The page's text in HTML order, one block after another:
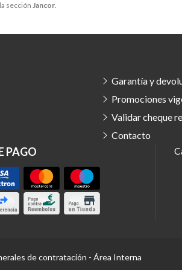
sección Jancor.
PAGO
Garantía y
Promociones
Validar cheque
Contacto
de contratación - Área Interna